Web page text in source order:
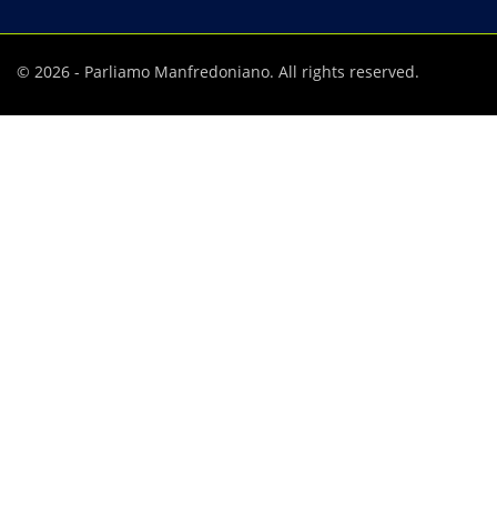
© 2026 - Parliamo Manfredoniano. All rights reserved.